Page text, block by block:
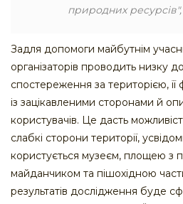
природних
Задля допомоги майбутнім
організаторів проводить низку
спостереження за територією, її
із зацікавленими сторонами й
користувачів. Це дасть
слабкі сторони території,
користується музеєм, площею з
майданчиком та пішохідною
результатів дослідження буде